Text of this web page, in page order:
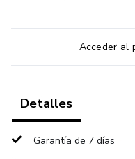
Acceder al
Detalles
Garantía de 7 días